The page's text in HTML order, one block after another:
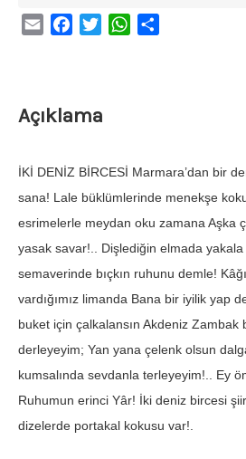
Email FacebookTwitterWhatsApp
Açıklama
İKİ DENİZ BİRCESİ Marmara’dan bir
sana! Lale büklümlerinde menekşe
esrimelerle meydan oku zamana Aşka
yasak savar!.. Dişlediğin elmada
semaverinde bıçkın ruhunu demle!
vardığımız limanda Bana bir iyilik yap
buket için çalkalansın Akdeniz Zambak
derleyeyim; Yan yana çelenk olsun
kumsalında sevdanla terleyeyim!.. Ey
Ruhumun erinci Yâr! İki deniz bircesi
dizelerde portakal kokusu var!.